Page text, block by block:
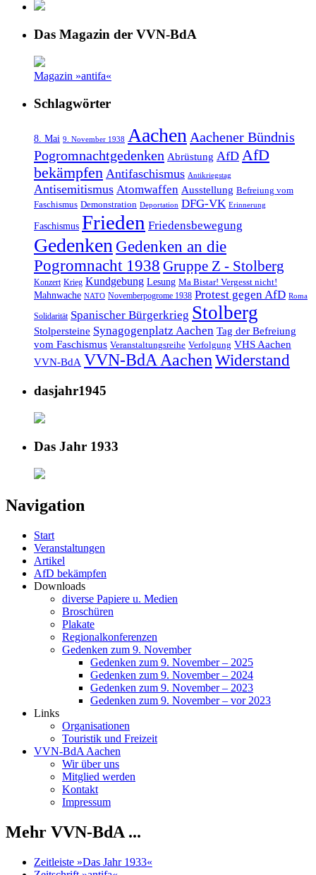
Das Magazin der VVN-BdA
Magazin »antifa«
Schlagwörter
8. Mai 9. November 1938 Aachen Aachener Bündnis
Pogromnachtgedenken Abrüstung AfD AfD
bekämpfen Antifaschismus Antikriegstag
Antisemitismus Atomwaffen Ausstellung Befreiung vom
Faschismus Demonstration Deportation DFG-VK Erinnerung
Faschismus Frieden Friedensbewegung
Gedenken Gedenken an die
Pogromnacht 1938 Gruppe Z - Stolberg
Konzert Krieg Kundgebung Lesung Ma Bistar! Vergesst nicht!
Mahnwache NATO Novemberpogrome 1938 Protest gegen AfD Roma
Solidarität Spanischer Bürgerkrieg Stolberg
Stolpersteine Synagogenplatz Aachen Tag der Befreiung
vom Faschismus Veranstaltungsreihe Verfolgung VHS Aachen
VVN-BdA VVN-BdA AachenWiderstand
dasjahr1945
Das Jahr 1933
Navigation
Start
Veranstaltungen
Artikel
AfD bekämpfen
Downloads
diverse Papiere u. Medien
Broschüren
Plakate
Regionalkonferenzen
Gedenken zum 9. November
Gedenken zum 9. November – 2025
Gedenken zum 9. November – 2024
Gedenken zum 9. November – 2023
Gedenken zum 9. November – vor 2023
Links
Organisationen
Touristik und Freizeit
VVN-BdA Aachen
Wir über uns
Mitglied werden
Kontakt
Impressum
Mehr VVN-BdA ...
Zeitleiste »Das Jahr 1933«